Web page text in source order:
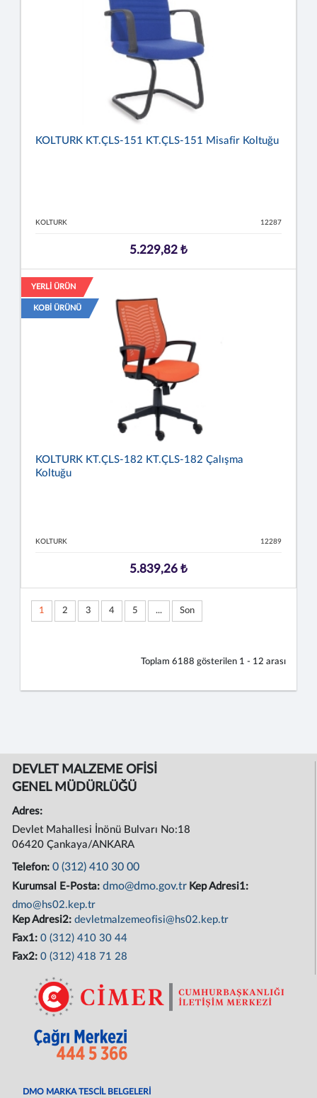
KOLTURK KT.ÇLS-151 KT.ÇLS-151 Misafir Koltuğu
KOLTURK 12287
5.229,82 ₺
YERLİ ÜRÜN
KOBİ ÜRÜNÜ
KOLTURK KT.ÇLS-182 KT.ÇLS-182 Çalışma
Koltuğu
KOLTURK 12289
5.839,26 ₺
1 2 3 4 5 ... Son
Toplam 6188 gösterilen 1 - 12 arası
DEVLET MALZEME OFİSİ
GENEL MÜDÜRLÜĞÜ
Adres:
Devlet Mahallesi İnönü Bulvarı No:18
06420 Çankaya/ANKARA
Telefon:0 (312) 410 30 00
Kurumsal E-Posta:dmo@dmo.gov.tr Kep Adresi1:
dmo@hs02.kep.tr
Kep Adresi2:devletmalzemeofisi@hs02.kep.tr
Fax1:0 (312) 410 30 44
Fax2:0 (312) 418 71 28
DMO MARKA TESCİL BELGELERİ